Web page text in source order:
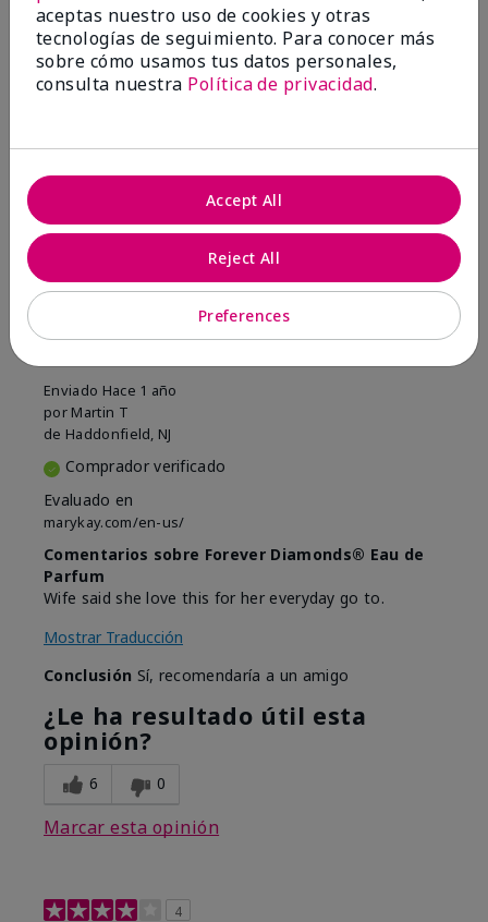
Mostrar Traducción
Conclusión Sí, recomendaría a un amigo
opinión?
13 1
Marcar esta opinión
Smells great
Enviado Hace 1 año
por Martin T
de Haddonfield, NJ
Comprador verificado
Evaluado en
marykay.com/en-us/
Comentarios sobre Forever Diamonds® Eau de
Parfum
Wife said she love this for her everyday go to.
Mostrar Traducción
Conclusión Sí, recomendaría a un amigo
¿Le ha resultado útil esta
opinión?
6 0
Marcar esta opinión
4
aceptas nuestro uso de cookies y otras
tecnologías de seguimiento. Para conocer más
sobre cómo usamos tus datos personales,
consulta nuestra Política de privacidad.
Preferences
Reject All
Accept All